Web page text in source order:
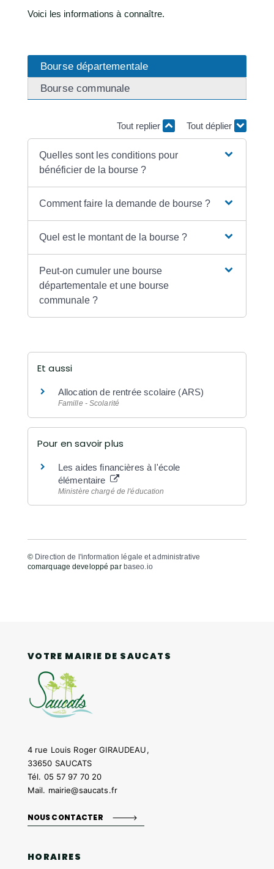
Voici les informations à connaître.
Bourse départementale
Bourse communale
Tout replier Tout déplier
Quelles sont les conditions pour
bénéficier de la bourse ?
Comment faire la demande de bourse ?
Quel est le montant de la bourse ?
Peut-on cumuler une bourse
départementale et une bourse
communale ?
Et aussi
Allocation de rentrée scolaire (ARS)
Famille - Scolarité
Pour en savoir plus
Les aides financières à l'école
élémentaire
Ministère chargé de l'éducation
© Direction de l'information légale et administrative
comarquage developpé par baseo.io
VOTRE MAIRIE DE SAUCATS
4 rue Louis Roger GIRAUDEAU,
33650 SAUCATS
Tél. 05 57 97 70 20
Mail. mairie@saucats.fr
NOUS CONTACTER
HORAIRES